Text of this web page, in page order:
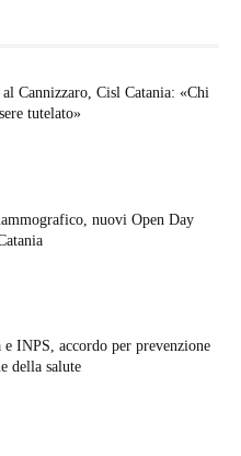
al Cannizzaro, Cisl Catania: «Chi
tutelato»
nuovi Open Day
e INPS, accordo per prevenzione
della salute